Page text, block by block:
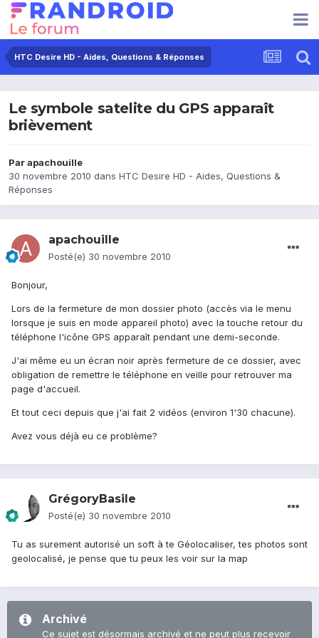
HTC Desire HD - Aides, Questions & Réponses
Le symbole satelite du GPS apparaît
brièvement
Parapachouille
30 novembre 2010 dans HTC Desire HD - Aides, Questions &
Réponses
apachouille
Posté(e) 30 novembre 2010
Bonjour,
Lors de la fermeture de mon dossier photo (accès via le menu
lorsque je suis en mode appareil photo) avec la touche retour du
téléphone l'icône GPS apparaît pendant une demi-seconde.
J'ai même eu un écran noir après fermeture de ce dossier, avec
obligation de remettre le téléphone en veille pour retrouver ma
page d'accueil.
Et tout ceci depuis que j'ai fait 2 vidéos (environ 1'30 chacune).
Avez vous déjà eu ce problème?
GrégoryBasile
Posté(e) 30 novembre 2010
Tu as surement autorisé un soft à te Géolocaliser, tes photos sont
geolocalisé, je pense que tu peux les voir sur la map
Archivé
Ce sujet est désormais archivé et ne peut plus recevoir